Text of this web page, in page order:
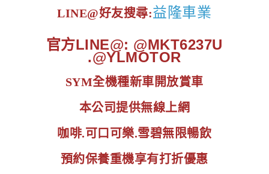
LINE@好友搜尋:益隆車業
官方LINE@: @MKT6237U
.@YLMOTOR
SYM全機種新車開放賞車
本公司提供無線上網
咖啡.可口可樂.雪碧無限暢飲
預約保養重機享有打折優惠